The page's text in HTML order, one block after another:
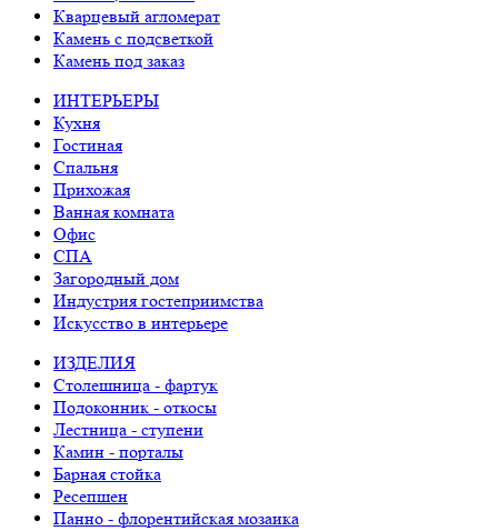
Кварцевый агломерат
Камень с подсветкой
Камень под заказ
ИНТЕРЬЕРЫ
Кухня
Гостиная
Спальня
Прихожая
Ванная комната
Офис
СПА
Загородный дом
Индустрия гостеприимства
Искусство в интерьере
ИЗДЕЛИЯ
Столешница - фартук
Подоконник - откосы
Лестница - ступени
Камин - порталы
Барная стойка
Ресепшен
Панно - флорентийская мозаика